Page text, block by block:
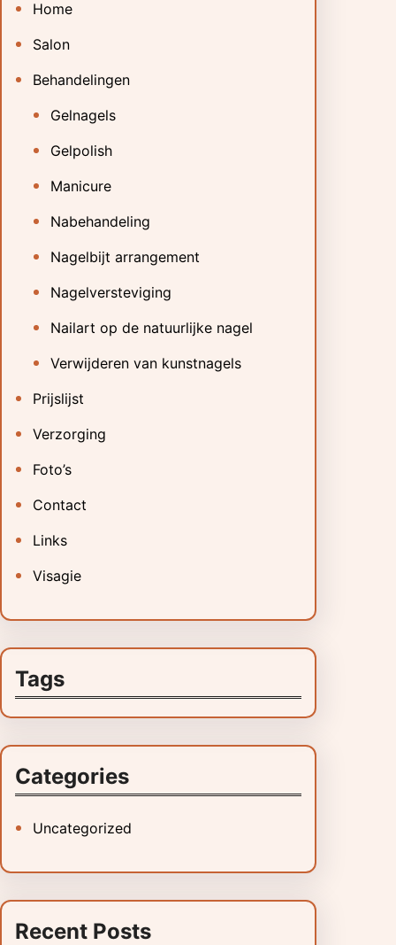
Home
Salon
Behandelingen
Gelnagels
Gelpolish
Manicure
Nabehandeling
Nagelbijt arrangement
Nagelversteviging
Nailart op de natuurlijke nagel
Verwijderen van kunstnagels
Prijslijst
Verzorging
Foto’s
Contact
Links
Visagie
Tags
Categories
Uncategorized
Recent Posts